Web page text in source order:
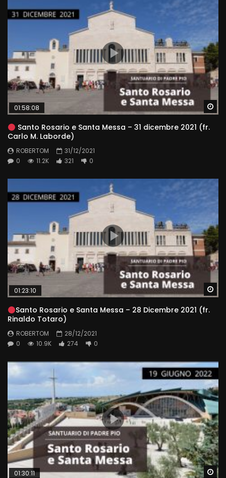
01:58:08
Santo Rosario e Santa Messa – 31 dicembre 2021 (fr.
Carlo M. Laborde)
ROBERTOM
31/12/2021
0
11.2K 321 0
01:23:10
Santo Rosario e Santa Messa – 28 Dicembre 2021 (fr.
Rinaldo Totaro)
ROBERTOM
28/12/2021
0
10.9K 274 0
01:30:11